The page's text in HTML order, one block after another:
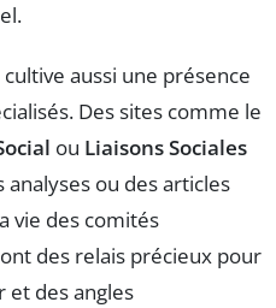
aussi une présence
Des sites comme le
ou Liaisons Sociales
ou des articles
vie des comités
des relais précieux pour
des angles